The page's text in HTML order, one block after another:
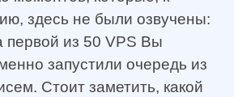
здесь не были озвучены:
первой из 50 VPS Вы
запустили очередь из
Стоит заметить, какой